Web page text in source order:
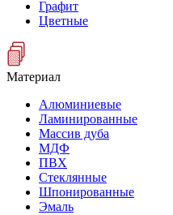
Графит
Цветные
Материал
Алюминиевые
Ламинированные
Массив дуба
МДФ
ПВХ
Стеклянные
Шпонированные
Эмаль